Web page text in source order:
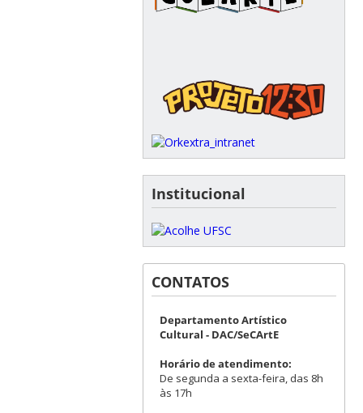
Institucional
CONTATOS
Departamento Artístico
Cultural - DAC/SeCArtE
Horário de atendimento:
De segunda a sexta-feira, das 8h
às 17h